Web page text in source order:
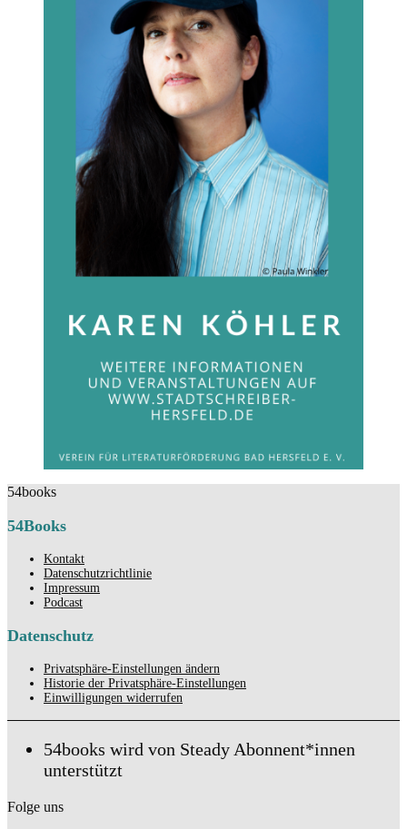
54books
54Books
Kontakt
Datenschutzrichtlinie
Impressum
Podcast
Datenschutz
Privatsphäre-Einstellungen ändern
Historie der Privatsphäre-Einstellungen
Einwilligungen widerrufen
54books wird von Steady Abonnent*innen
unterstützt
Folge uns